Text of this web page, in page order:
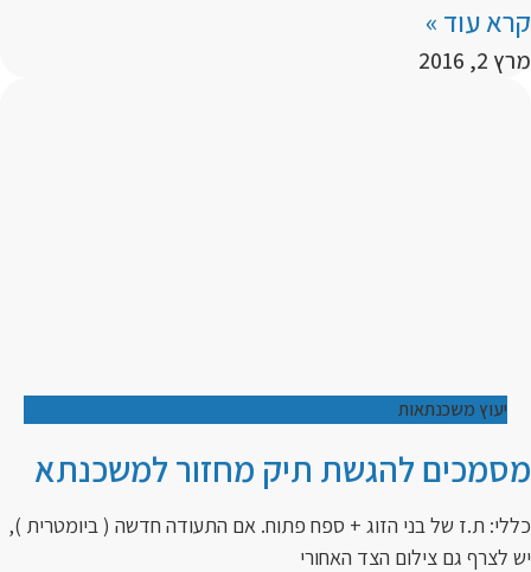
קרא עוד »
מרץ 2, 2016
יעוץ משכנתאות
מסמכים להגשת תיק מחזור למשכנתא
כללי: ת.ז של בני הזוג + ספח פתוח. אם התעודה חדשה ( ביומטרית ),
יש לצרף גם צילום הצד האחורי